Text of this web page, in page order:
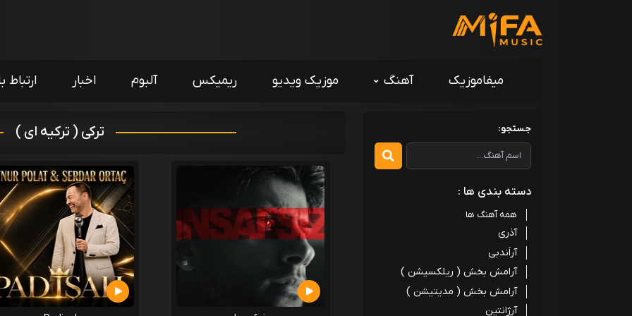
میفاموزیک آهنگ موزیک ویدیو ریمیکس آلبوم اخبار ارتباط
جستجو:
دسته بندی ها :
همه آهنگ ها
آذری
آراَندبی
آرامش بخش ( ریلکسیشن )
آرامش بخش ( مدیتیشن )
آرژانتین
ترکی ( ترکیه ای )